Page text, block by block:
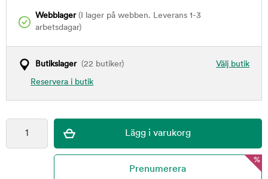
Webblager(I lager på webben. Leverans 1-3
arbetsdagar)
Välj butik
Butikslager(22 butiker)
Reservera i butik
%